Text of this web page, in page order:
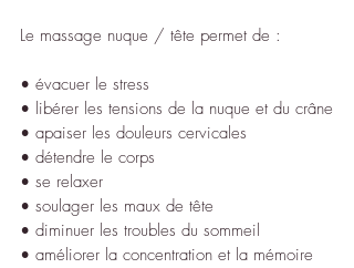
Le massage nuque / tête permet de :
• évacuer le stress
• libérer les tensions de la nuque et du crâne
• apaiser les douleurs cervicales
• détendre le corps
• se relaxer
• soulager les maux de tête
• diminuer les troubles du sommeil
• améliorer la concentration et la mémoire